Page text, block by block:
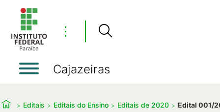
⋮
Cajazeiras
Editais Editais do Ensino Editais de 2020 Edital 001/